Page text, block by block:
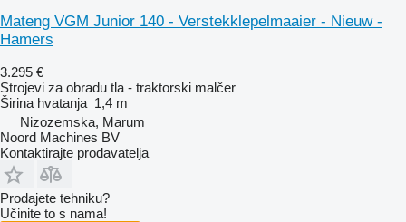
Mateng VGM Junior 140 - Verstekklepelmaaier - Nieuw -
Hamers
3.295 €
Strojevi za obradu tla - traktorski malčer
Širina hvatanja 1,4 m
Nizozemska, Marum
Noord Machines BV
Kontaktirajte prodavatelja
Prodajete tehniku?
Učinite to s nama!